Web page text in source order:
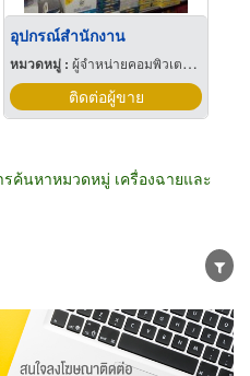
อุปกรณ์สำนักงาน
หมวดหมู่ :ผู้จำหน่ายคอมพิวเตอร์และอุปกรณ์ต่อพ่วง
ติดต่อผู้ขาย
ค้นหาหมวดหมู่ เครื่องฉายและ
ผู้ผลิต
ตัวแทนจัดจำหน่าย